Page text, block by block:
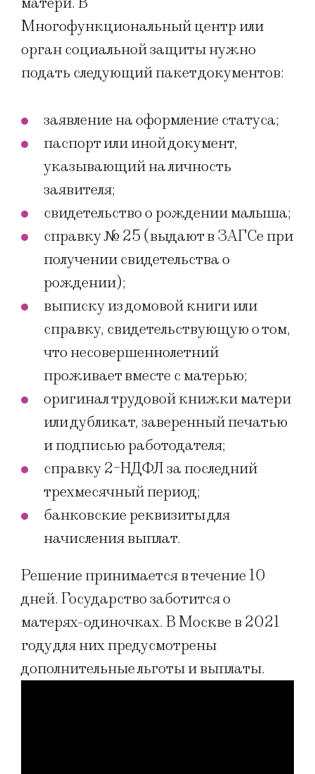
Многофункциональный центр или
орган социальной защиты нужно
подать следующий пакет документов:
заявление на оформление статуса;
паспорт или иной документ,
указывающий на личность
заявителя;
свидетельство о рождении малыша;
справку № 25 (выдают в ЗАГСе при
получении свидетельства о
рождении);
выписку из домовой книги или
справку, свидетельствующую о том,
что несовершеннолетний
проживает вместе с матерью;
оригинал трудовой книжки матери
или дубликат, заверенный печатью
и подписью работодателя;
справку 2-НДФЛ за последний
трехмесячный период;
банковские реквизиты для
начисления выплат.
Решение принимается в течение 10
дней. Государство заботится о
матерях-одиночках. В Москве в 2021
году для них предусмотрены
дополнительные льготы и выплаты.